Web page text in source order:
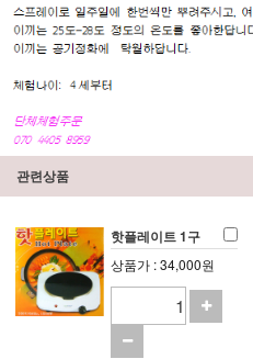
관련상품
핫플레이트 1구
상품가 : 34,000원